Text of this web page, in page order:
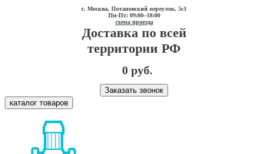
г. Москва, Потаповский переулок, 5с1
Пн-Пт: 09:00–18:00
схема проезда
Доставка по всей
территории РФ
0 руб.
Заказать звонок
каталог товаров